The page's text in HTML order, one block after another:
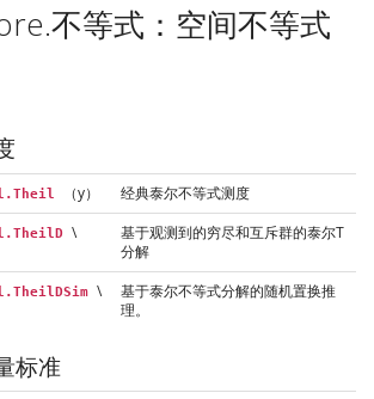
不等式：空间不等式
（y） 经典泰尔不等式测度
\
基于观测到的穷尽和互斥群的泰尔T
分解
\
基于泰尔不等式分解的随机置换推
理。
标准